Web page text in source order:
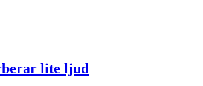
lite ljud